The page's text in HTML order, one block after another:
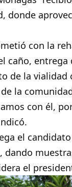
donde
con la
caño,
de la vialidad
la
con él,
el
dando
el